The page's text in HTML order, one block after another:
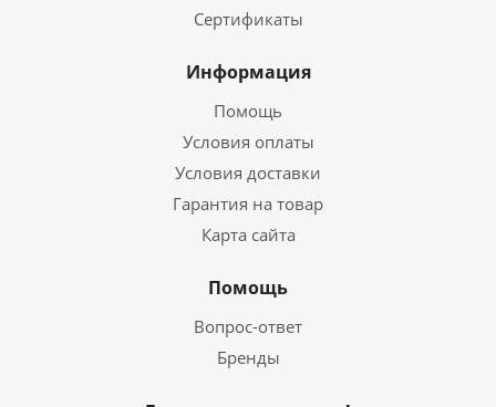
Сертификаты
Информация
Помощь
Условия оплаты
Условия доставки
Гарантия на товар
Карта сайта
Помощь
Вопрос-ответ
Бренды